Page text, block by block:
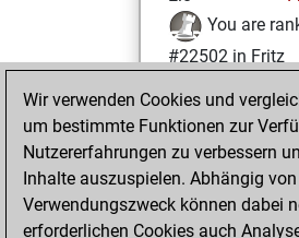
You are
#22502 in Fritz
Mittwoch,
Februar 22,
You
BeautyScore of 1
Wir verwenden Cookies und
um bestimmte Funktionen zur
Nutzererfahrungen zu verbessern
Inhalte auszuspielen. Abhängig
Verwendungszweck können dabei
erforderlichen Cookies auch